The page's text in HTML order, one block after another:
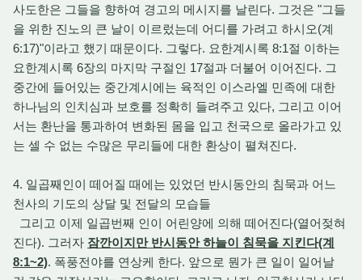
사도한은 그들을 향하여 경고의 메시지를 날린다. 그것은 "그들
을 위한 진노의 큰 날이 이르렀는데 어디를 가려고 하시오(계
6:17)"이라고 했기 때문이다. 그렇다. 요한계시록 8:1절 이하는
요한계시록 6장의 마지막 구절인 17절과 더불어 이어진다. 그
중간에 들어있는 중간계시에는 육적인 이스라엘 민족에 대한
하나님의 인치심과 보호를 정확히 들려주고 있다, 그리고 이어
서는 환난을 통과하여 변화된 몸을 입고 천국으로 올라가고 있
는 셀 수 없는 수많은 무리들에 대한 환상이 펼쳐진다.
4. 일곱째인이 떼어질 때에는 있었던 반시동안의 침묵과 어느
천사의 기도의 상달 및 전달의 모습들
그리고 이제 일곱번째 인이 어린양에 의해 떼어진다(열어젖혀
진다). 그러자 잠깐이지만 반시동안 하늘이 침묵을 지킨다(계
8:1~2). 폭풍전야를 연상케 한다. 앞으로 뭔가 큰 일이 일어날